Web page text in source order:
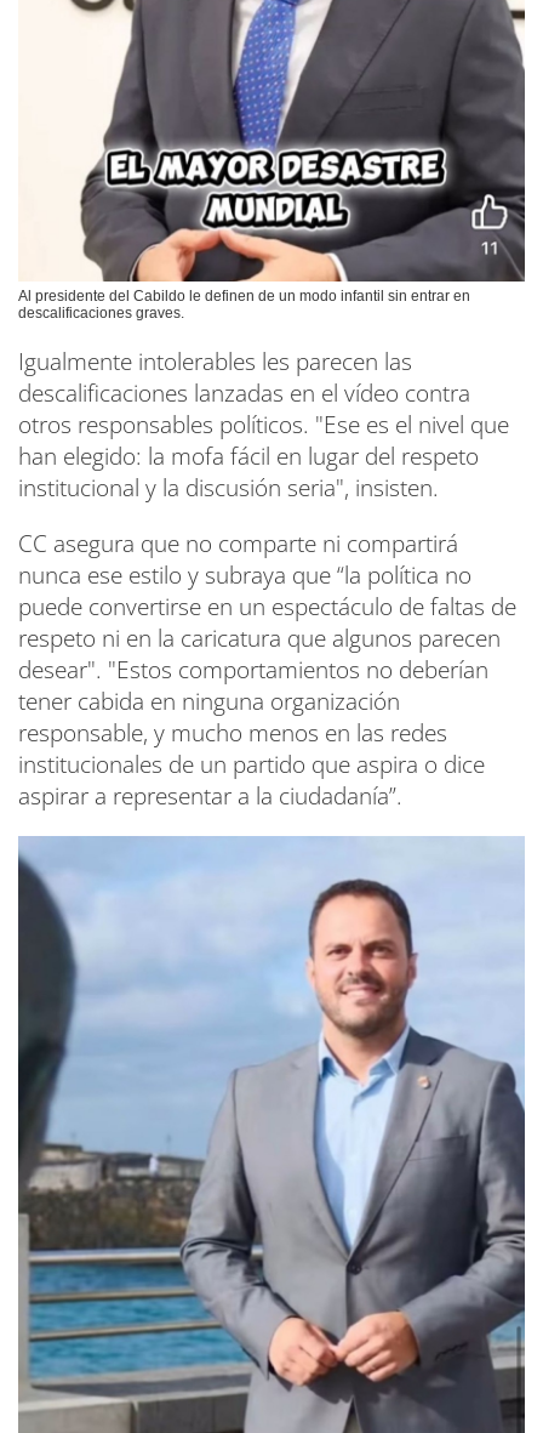
Al presidente del Cabildo le definen de un modo infantil sin entrar en
descalificaciones graves.
Igualmente intolerables les parecen las
descalificaciones lanzadas en el vídeo contra
otros responsables políticos. "Ese es el nivel que
han elegido: la mofa fácil en lugar del respeto
institucional y la discusión seria", insisten.
CC asegura que no comparte ni compartirá
nunca ese estilo y subraya que “la política no
puede convertirse en un espectáculo de faltas de
respeto ni en la caricatura que algunos parecen
desear". "Estos comportamientos no deberían
tener cabida en ninguna organización
responsable, y mucho menos en las redes
institucionales de un partido que aspira o dice
aspirar a representar a la ciudadanía”.